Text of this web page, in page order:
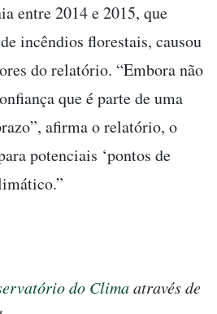
entre 2014 e 2015, que
incêndios florestais, causou
do relatório. “Embora não
que é parte de uma
afirma o relatório, o
potenciais ‘pontos de
do Climaatravés de